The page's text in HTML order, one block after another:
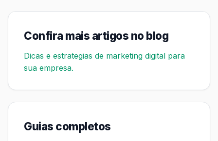
Confira mais artigos no blog
Dicas e estrategias de marketing digital para
sua empresa.
Guias completos